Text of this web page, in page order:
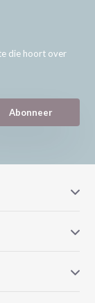
die hoort over
Abonneer